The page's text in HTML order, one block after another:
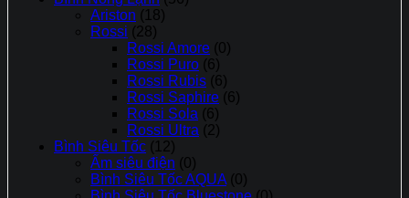
Ariston (18)
Rossi (28)
Rossi Amore (0)
Rossi Puro (6)
Rossi Rubis (6)
Rossi Saphire (6)
Rossi Sola (6)
Rossi Ultra (2)
Bình Siêu Tốc (12)
Ấm siêu điện (0)
Bình Siêu Tốc AQUA (0)